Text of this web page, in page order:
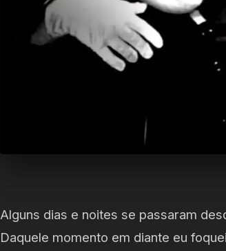
Alguns dias e noites se passaram
Daquele momento em diante eu